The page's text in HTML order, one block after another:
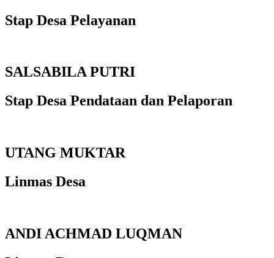
Stap Desa Pelayanan
SALSABILA PUTRI
Stap Desa Pendataan dan Pelaporan
UTANG MUKTAR
Linmas Desa
ANDI ACHMAD LUQMAN